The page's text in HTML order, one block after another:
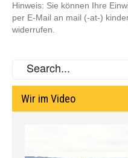
Hinweis: Sie können Ihre
per E-Mail an mail (-at-)
widerrufen.
Wir im Video